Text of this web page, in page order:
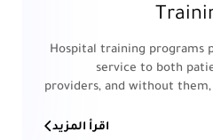
Hospital training programs
service to both
providers, and without
اقرأ المزيد